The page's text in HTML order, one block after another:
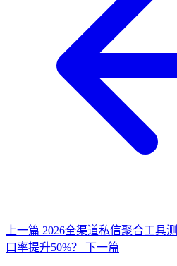
上一篇 2026全渠道私信聚合工具
口率提升50%？
下一篇